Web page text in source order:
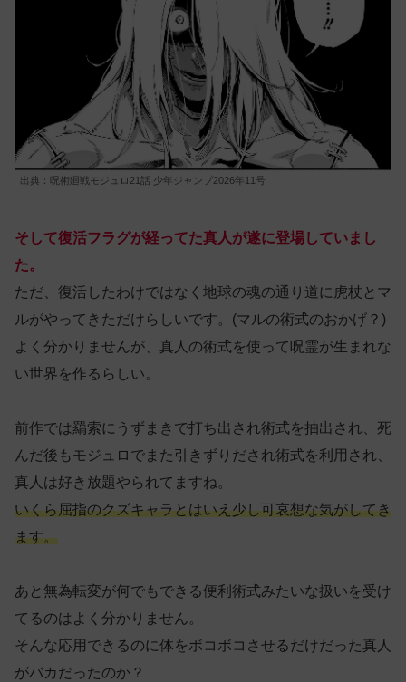
出典：呪術廻戦モジュロ21話 少年ジャンプ2026年11号
そして復活フラグが経ってた真人が遂に登場していまし
た。
ただ、復活したわけではなく地球の魂の通り道に虎杖とマ
ルがやってきただけらしいです。(マルの術式のおかげ？)
よく分かりませんが、真人の術式を使って呪霊が生まれな
い世界を作るらしい。
前作では羂索にうずまきで打ち出され術式を抽出され、死
んだ後もモジュロでまた引きずりだされ術式を利用され、
真人は好き放題やられてますね。
いくら屈指のクズキャラとはいえ少し可哀想な気がしてき
ます。
あと無為転変が何でもできる便利術式みたいな扱いを受け
てるのはよく分かりません。
そんな応用できるのに体をボコボコさせるだけだった真人
がバカだったのか？